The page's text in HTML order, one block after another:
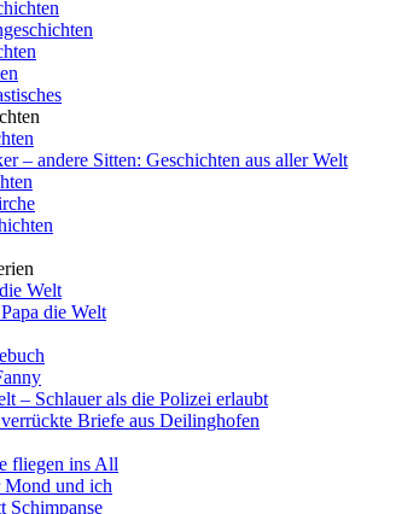
– andere Sitten: Geschichten aus aller Welt
Welt
die Welt
– Schlauer als die Polizei erlaubt
Briefe aus Deilinghofen
fliegen ins All
und ich
Schimpanse